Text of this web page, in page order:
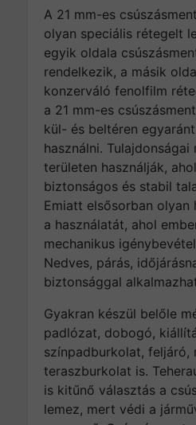
A 21 mm-es
olyan speciális rétegelt
egyik oldala
rendelkezik, a másik
konzerváló fenolfilm
a 21 mm-es
kül- és beltéren
használni.
területen használják,
biztonságos és stabil
Emiatt elsősorban olyan
a használatát, ahol
mechanikus
Nedves, párás,
biztonsággal
Gyakran készül belőle
padlózat, dobogó,
színpadburkolat, feljáró,
teraszburkolat is.
is kitűnő választás a
lemez, mert védi a